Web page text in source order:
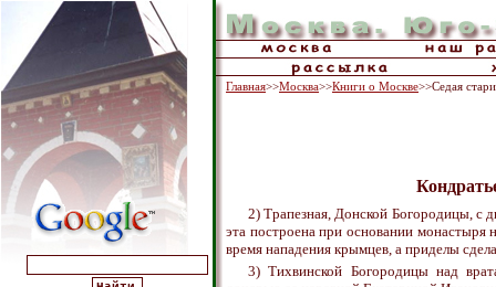
Главная>>Москва>>Книги о Москве>>Седая
2) Трапезная, Донской Богородицы, с
эта построена при основании монастыря
время нападения крымцев, а приделы
3) Тихвинской Богородицы над